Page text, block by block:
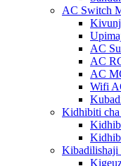
AC Switch
AC
AC
AC
Wifi
Kidhibiti cha
Kibadilishaji